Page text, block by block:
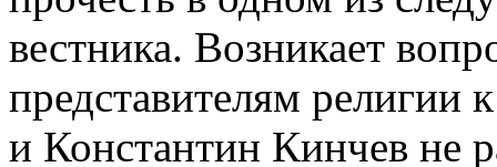
вестника. Возникает
представителям
и Константин Кинчев не